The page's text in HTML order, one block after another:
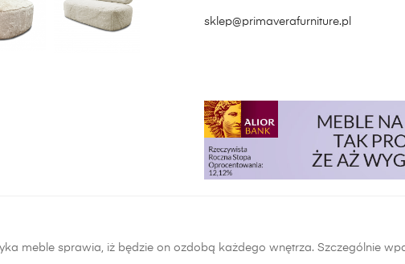
sklep@primaverafurniture.pl
meble sprawia, iż będzie on ozdobą każdego wnętrza. Szczególnie